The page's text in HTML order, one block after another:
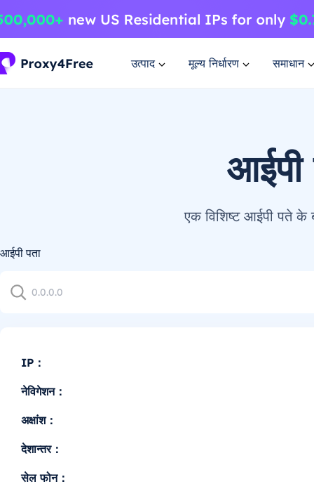
उत्पाद मूल्य निर्धारण समाधान
एक विशिष्ट आईपी पते के
आईपी पता
IP：
नेविगेशन：
अक्षांश：
देशान्तर：
सेल फोन：